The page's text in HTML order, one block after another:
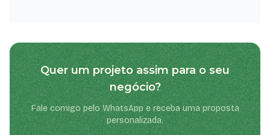
Quer um projeto assim para o seu
negócio?
Fale comigo pelo WhatsApp e receba uma proposta
personalizada.